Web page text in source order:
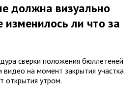
должна визуально
изменилось ли что за
сверки положения бюллетеней
на момент закрытия участка
открытия утром.